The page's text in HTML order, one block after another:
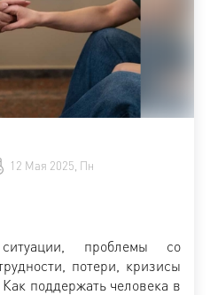
12 Мая 2025, Пн
проблемы со
потери, кризисы
поддержать человека в